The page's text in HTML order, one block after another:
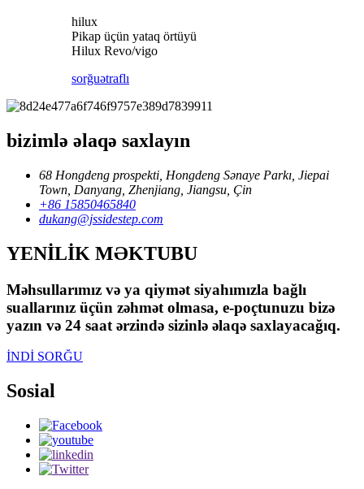
hilux
Pikap üçün yataq örtüyü
Hilux Revo/vigo
sorğuətraflı
bizimlə əlaqə saxlayın
68 Hongdeng prospekti, Hongdeng Sənaye Parkı, Jiepai
Town, Danyang, Zhenjiang, Jiangsu, Çin
+86 15850465840
dukang@jssidestep.com
YENİLİK MƏKTUBU
Məhsullarımız və ya qiymət siyahımızla bağlı
suallarınız üçün zəhmət olmasa, e-poçtunuzu bizə
yazın və 24 saat ərzində sizinlə əlaqə saxlayacağıq.
İNDİ SORĞU
Sosial